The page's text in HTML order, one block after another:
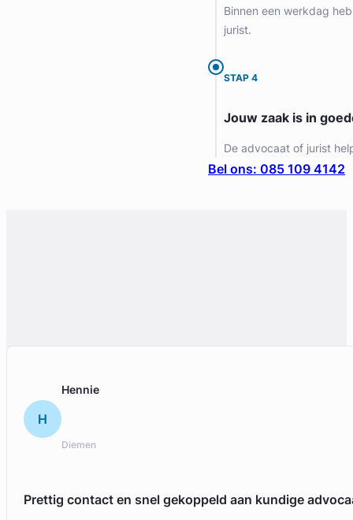
Binnen een werkdag
jurist.
STAP 4
Jouw zaak is in
De advocaat of jurist
Bel ons: 085 109 4142
H
Hennie
Diemen
Prettig contact en snel gekoppeld aan kundige